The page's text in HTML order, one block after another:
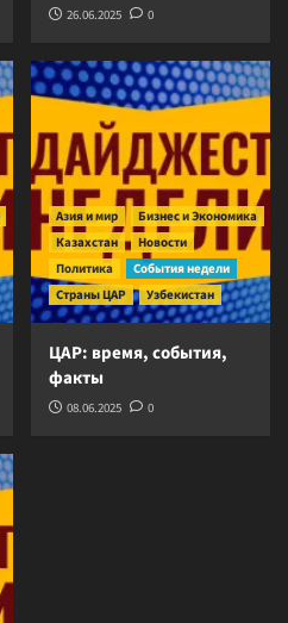
26.06.2025 0
Азия и мир
Бизнес и Экономика
Казахстан
Новости
Политика
События недели
Страны ЦАР
Узбекистан
ЦАР: время, события,
факты
08.06.2025 0